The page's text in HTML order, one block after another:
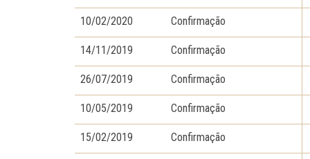
10/02/2020 Confirmação
14/11/2019 Confirmação
26/07/2019 Confirmação
10/05/2019 Confirmação
15/02/2019 Confirmação